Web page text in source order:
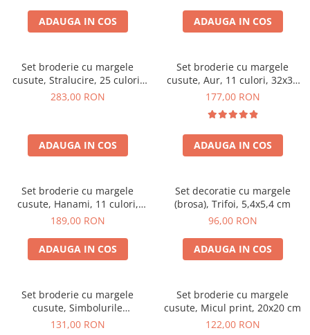
ADAUGA IN COS ADAUGA IN COS
Set broderie cu margele
cusute, Stralucire, 25 culori,
34x27 cm
283,00 RON
ADAUGA IN COS
Set broderie cu margele
cusute, Aur, 11 culori, 32x32
cm
177,00 RON
ADAUGA IN COS
Set broderie cu margele
cusute, Hanami, 11 culori,
25x35 cm
189,00 RON
ADAUGA IN COS
Set decoratie cu margele
(brosa), Trifoi, 5,4x5,4 cm
96,00 RON
ADAUGA IN COS
Set broderie cu margele
cusute, Simbolurile
primaverii, 20x20 cm
131,00 RON
Set broderie cu margele
cusute, Micul print, 20x20 cm
122,00 RON